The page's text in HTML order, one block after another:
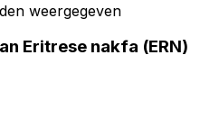
weergegeven
Eritrese nakfa (ERN)